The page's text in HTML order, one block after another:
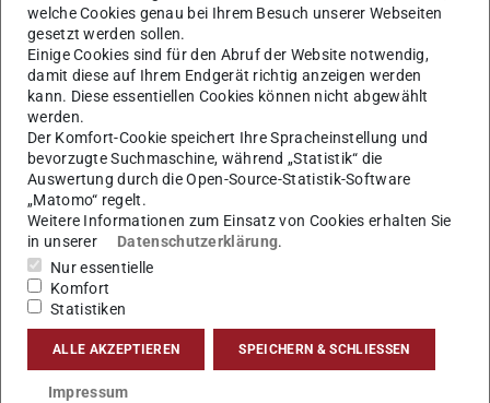
Kontakt
tristan.wirth@gris.tu-...
welche Cookies genau bei Ihrem Besuch unserer Webseiten
gesetzt werden sollen.
Einige Cookies sind für den Abruf der Website notwendig,
damit diese auf Ihrem Endgerät richtig anzeigen werden
kann. Diese essentiellen Cookies können nicht abgewählt
werden.
Der Komfort-Cookie speichert Ihre Spracheinstellung und
bevorzugte Suchmaschine, während „Statistik“ die
Auswertung durch die Open-Source-Statistik-Software
„Matomo“ regelt.
Weitere Informationen zum Einsatz von Cookies erhalten Sie
in unserer
Datenschutzerklärung.
Nur essentielle
Komfort
Statistiken
ALLE AKZEPTIEREN SPEICHERN & SCHLIESSEN
Impressum